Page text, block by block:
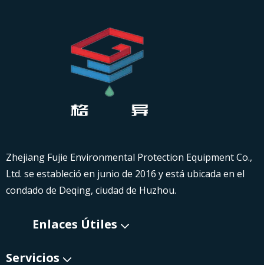
Zhejiang Fujie Environmental Protection Equipment Co.,
Ltd. se estableció en junio de 2016 y está ubicada en el
condado de Deqing, ciudad de Huzhou.
Enlaces Útiles​​​​​​​
Servicios